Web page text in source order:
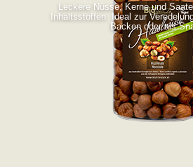
Leckere Nüsse, Kerne und
Inhaltsstoffen. Ideal zur
Backen oder als